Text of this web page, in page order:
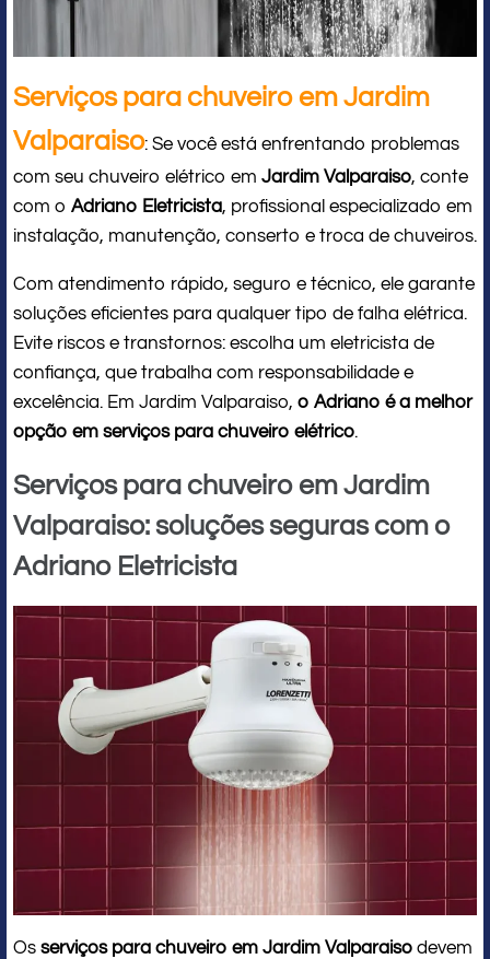
Serviços para chuveiro em Jardim
Valparaiso: Se você está enfrentando problemas
com seu chuveiro elétrico em Jardim Valparaiso, conte
com o Adriano Eletricista, profissional especializado em
instalação, manutenção, conserto e troca de chuveiros.
Com atendimento rápido, seguro e técnico, ele garante
soluções eficientes para qualquer tipo de falha elétrica.
Evite riscos e transtornos: escolha um eletricista de
confiança, que trabalha com responsabilidade e
excelência. Em Jardim Valparaiso, o Adriano é a melhor
opção em serviços para chuveiro elétrico.
Serviços para chuveiro em Jardim
Valparaiso: soluções seguras com o
Adriano Eletricista
Os serviços para chuveiro em Jardim Valparaiso devem